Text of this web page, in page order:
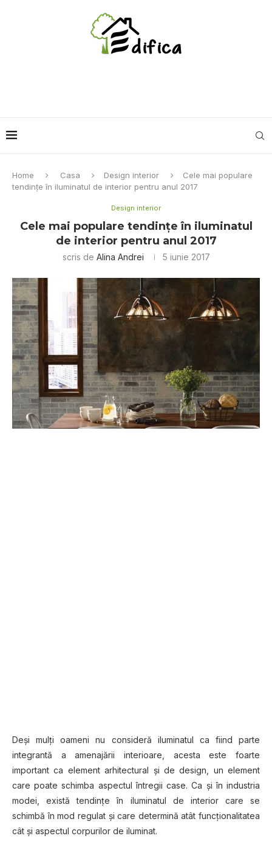
Home Casa Design interior
Cele mai populare
tendințe în iluminatul de interior pentru anul 2017
Design interior
Cele mai populare tendințe în iluminatul
de interior pentru anul 2017
scris de Alina Andrei 5 iunie 2017
Deși mulți oameni nu consideră iluminatul ca fiind parte
integrantă a amenajării interioare, acesta este foarte
important ca element arhitectural și de design, un element
care poate schimba aspectul întregii case. Ca și în industria
modei, există tendințe în iluminatul de interior care se
schimbă în mod regulat și care determină atât funcționalitatea
cât și aspectul corpurilor de iluminat.